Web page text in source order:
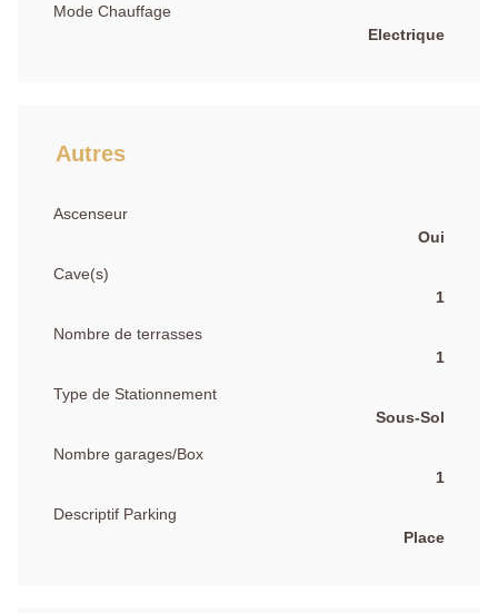
Mode Chauffage
Electrique
Autres
Ascenseur
Oui
Cave(s)
1
Nombre de terrasses
1
Type de Stationnement
Sous-Sol
Nombre garages/Box
1
Descriptif Parking
Place